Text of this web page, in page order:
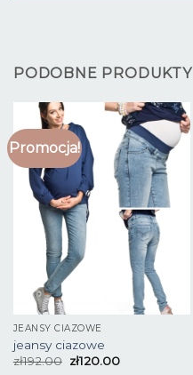
PODOBNE PRODUKTY
Promocja!
JEANSY CIAZOWE
jeansy ciazowe
zł192.00 zł120.00